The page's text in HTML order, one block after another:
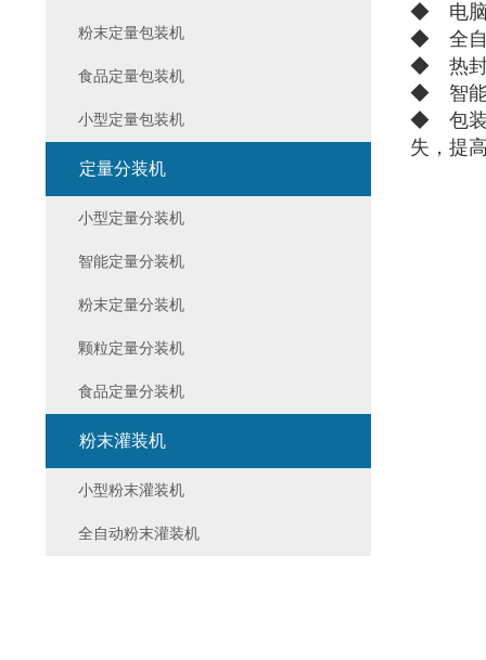
◆ 电脑
◆ 全自
◆ 热封
◆ 智能
◆ 包装
失，提
粉末定量包装机
食品定量包装机
小型定量包装机
定量分装机
小型定量分装机
智能定量分装机
粉末定量分装机
颗粒定量分装机
食品定量分装机
粉末灌装机
小型粉末灌装机
全自动粉末灌装机